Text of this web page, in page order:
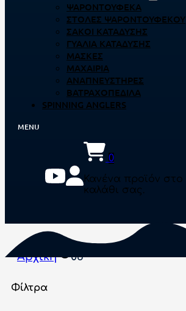
ΨΑΡΟΝΤΟΎΦΕΚΑ
ΣΤΟΛΈΣ ΨΑΡΟΝΤΟΎΦΕΚΟΥ
ΣΆΚΟΙ ΚΑΤΆΔΥΣΗΣ
ΓΥΑΛΙΆ ΚΑΤΆΔΥΣΗΣ
ΜΆΣΚΕΣ
ΜΑΧΑΊΡΙΑ
ΑΝΑΠΝΕΥΣΤΉΡΕΣ
ΒΑΤΡΑΧΟΠΈΔΙΛΑ
SPINNING ANGLERS
0
Κανένα προϊόν στο
καλάθι σας.
Αρχική 06
Φίλτρα